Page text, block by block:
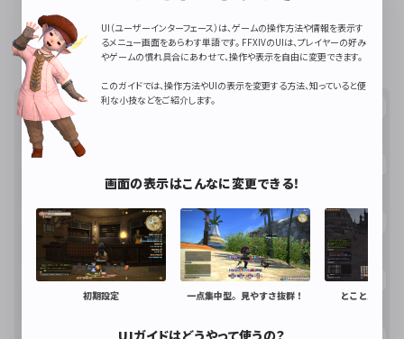
マイチョコボの羽根を元の色に戻したい
カテゴリから探す
UIについて知っておこう
装備品／所持品 おしゃれを楽しもう
アイテムの取引 自己紹介しよう
コミュニケーション グループポーズ
UI（ユーザーインターフェース）は、ゲームの操作方法や情報を表示す
るメニュー画面をあらわす単語です。 FFXIVのUIは、プレイヤーの好み
やゲームの慣れ具合にあわせて、操作や表示を自由に変更できます。
このガイドでは、操作方法やUIの表示を変更する方法、知っていると便
利な小技などをご紹介します。
画面の表示はこんなに変更できる！
初期設定 一点集中型。見やすさ抜群！ とことんカス
UIガイドはどうやって使うの？